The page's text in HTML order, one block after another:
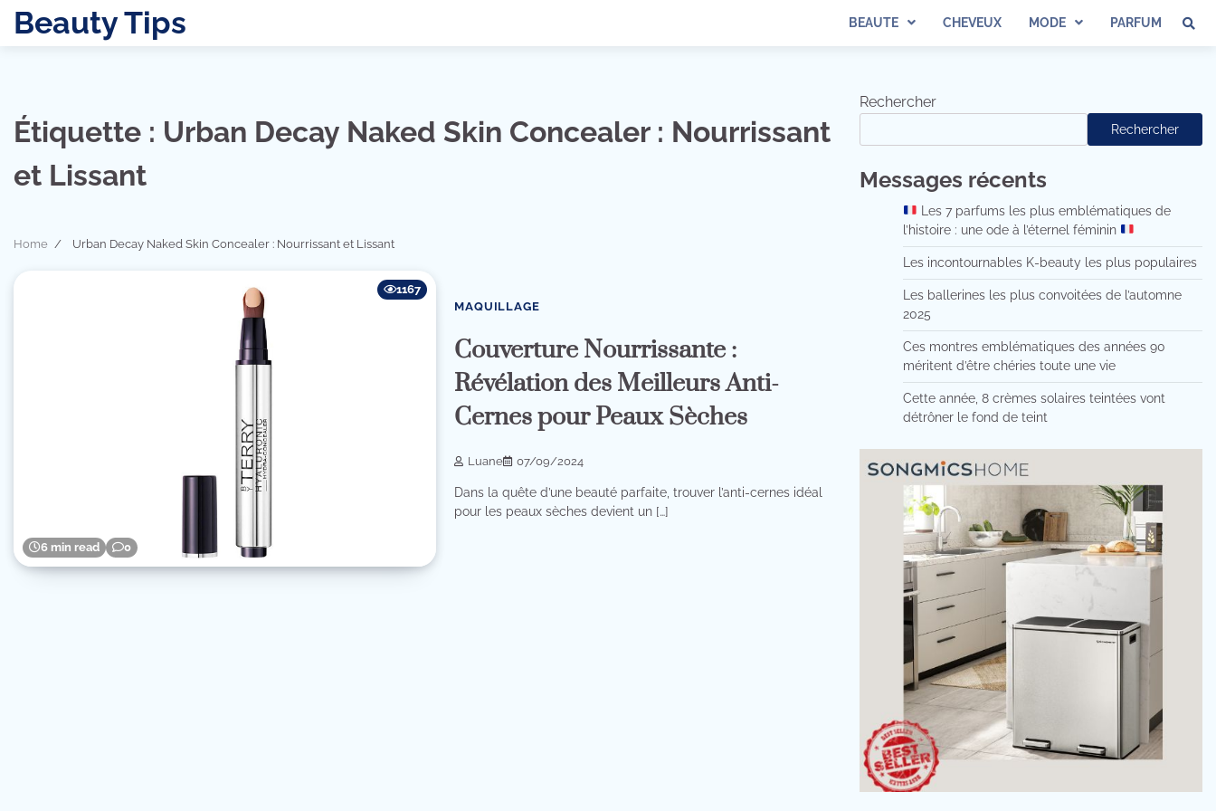
SkipBeauty Tips BEAUTE CHEVEUX MODE PARFUM
Étiquette : Urban Decay Naked Skin Concealer : Nourrissant
et Lissant
Home Urban Decay Naked Skin Concealer : Nourrissant et Lissant
6 min read 0
1167
MAQUILLAGE
Couverture Nourrissante :
Révélation des Meilleurs Anti-
Cernes pour Peaux Sèches
Luane 07/09/2024
Dans la quête d’une beauté parfaite, trouver l’anti-cernes idéal
pour les peaux sèches devient un […]
Rechercher
Rechercher
Messages récents
Les 7 parfums les plus emblématiques de
l’histoire : une ode à l’éternel féminin
Les incontournables K-beauty les plus populaires
Les ballerines les plus convoitées de l’automne
2025
Ces montres emblématiques des années 90
méritent d’être chéries toute une vie
Cette année, 8 crèmes solaires teintées vont
détrôner le fond de teint